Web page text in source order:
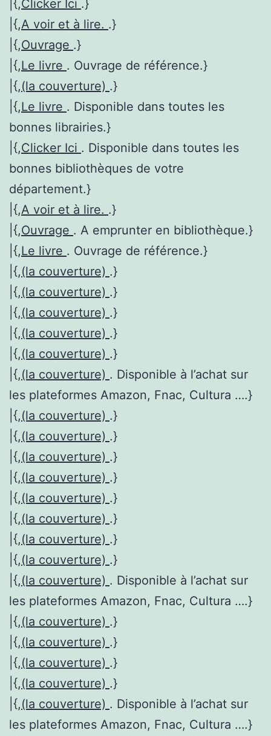
|{,Clicker Ici .}
|{,A voir et à lire. .}
|{,Ouvrage .}
|{,Le livre . Ouvrage de référence.}
|{,(la couverture) .}
|{,Le livre . Disponible dans toutes les
bonnes librairies.}
|{,Clicker Ici . Disponible dans toutes les
bonnes bibliothèques de votre
département.}
|{,A voir et à lire. .}
|{,Ouvrage . A emprunter en bibliothèque.}
|{,Le livre . Ouvrage de référence.}
|{,(la couverture) .}
|{,(la couverture) .}
|{,(la couverture) .}
|{,(la couverture) .}
|{,(la couverture) .}
|{,(la couverture) . Disponible à l’achat sur
les plateformes Amazon, Fnac, Cultura ….}
|{,(la couverture) .}
|{,(la couverture) .}
|{,(la couverture) .}
|{,(la couverture) .}
|{,(la couverture) .}
|{,(la couverture) .}
|{,(la couverture) .}
|{,(la couverture) .}
|{,(la couverture) . Disponible à l’achat sur
les plateformes Amazon, Fnac, Cultura ….}
|{,(la couverture) .}
|{,(la couverture) .}
|{,(la couverture) .}
|{,(la couverture) .}
|{,(la couverture) . Disponible à l’achat sur
les plateformes Amazon, Fnac, Cultura ….}